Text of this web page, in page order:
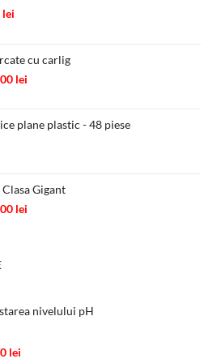
lei
55.00 lei.
cu carlig
lei
250.00 lei.
plane plastic - 48 piese
Gigant
lei.
lei
nivelului pH
lei